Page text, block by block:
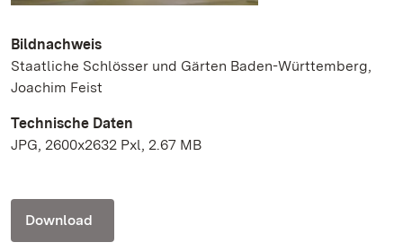
Bildnachweis
Staatliche Schlösser und Gärten Baden-Württemberg,
Joachim Feist
Technische Daten
JPG, 2600x2632 Pxl, 2.67 MB
Download